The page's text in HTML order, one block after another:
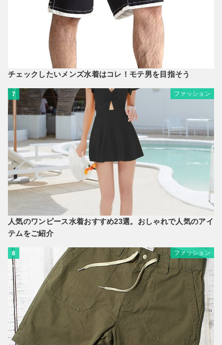
チェックしたいメンズ水着はコレ！モテ男を目指そう
7 ファッション
人気のワンピース水着おすすめ23選。おしゃれで人気のアイ
テムをご紹介
8 ファッション